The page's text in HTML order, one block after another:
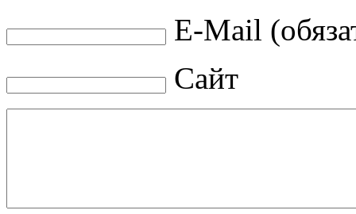
E-Mail
Сайт